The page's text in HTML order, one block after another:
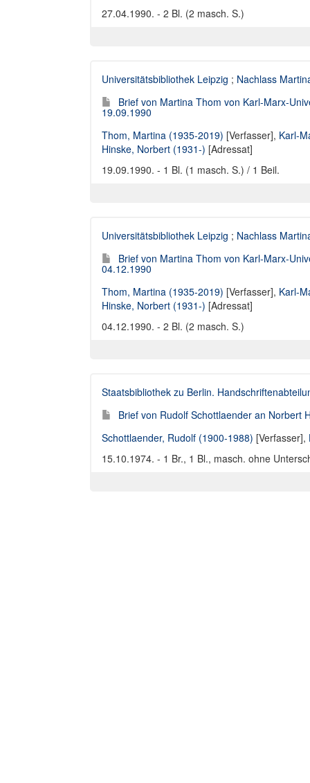
27.04.1990. - 2 Bl. (2 masch. S.)
Universitätsbibliothek Leipzig ; Nachlass
Brief von Martina Thom von Karl-Marx-
19.09.1990
Thom, Martina (1935-2019) [Verfasser], Karl-
Hinske, Norbert (1931-) [Adressat]
19.09.1990. - 1 Bl. (1 masch. S.) / 1 Beil.
Universitätsbibliothek Leipzig ; Nachlass
Brief von Martina Thom von Karl-Marx-
04.12.1990
Thom, Martina (1935-2019) [Verfasser], Karl-
Hinske, Norbert (1931-) [Adressat]
04.12.1990. - 2 Bl. (2 masch. S.)
Staatsbibliothek zu Berlin.
Brief von Rudolf Schottlaender an Norbert
Schottlaender, Rudolf (1900-1988) [Verfasser],
15.10.1974. - 1 Br., 1 Bl., masch. ohne